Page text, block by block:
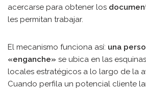
acercarse para obtener los
les permitan trabajar.
El mecanismo funciona así: una
«enganche» se ubica en las
locales estratégicos a lo largo de la
Cuando perfila un potencial cliente